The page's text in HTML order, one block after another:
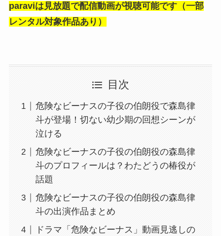
paraviは見放題で配信動画が視聴可能です（一部
レンタル対象作品あり）
目次
危険なビーナスの子役の伯朗役で森島律
斗が登場！切ない幼少期の回想シーンが
泣ける
危険なビーナスの子役の伯朗役の森島律
斗のプロフィールは？わたどうの椿役が
話題
危険なビーナスの子役の伯朗役の森島律
斗の出演作品まとめ
ドラマ「危険なビーナス」動画見逃しの